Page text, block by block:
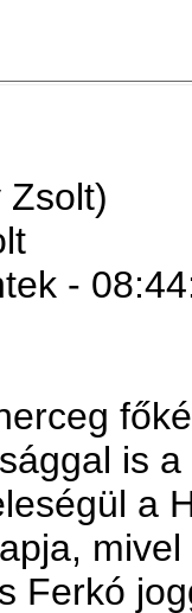
Zsolt)
-
is
a
Ferkó